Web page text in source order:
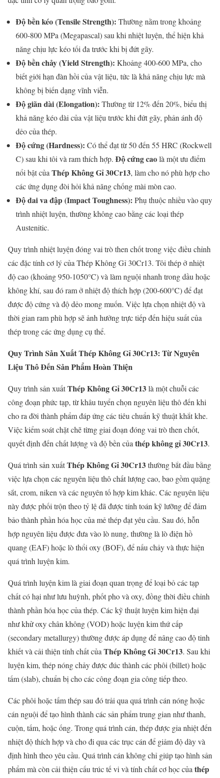
Độ bền kéo (Tensile Strength): Thường nằm trong khoảng
600-800 MPa (Megapascal) sau khi nhiệt luyện, thể hiện khả
năng chịu lực kéo tối đa trước khi bị đứt gãy.
Độ bền chảy (Yield Strength): Khoảng 400-600 MPa, cho
biết giới hạn đàn hồi của vật liệu, tức là khả năng chịu lực mà
không bị biến dạng vĩnh viễn.
Độ giãn dài (Elongation): Thường từ 12% đến 20%, biểu thị
khả năng kéo dài của vật liệu trước khi đứt gãy, phản ánh độ
dẻo của thép.
Độ cứng (Hardness): Có thể đạt từ 50 đến 55 HRC (Rockwell
C) sau khi tôi và ram thích hợp. Độ cứng caolà một ưu điểm
nổi bật của Thép Không Gỉ 30Cr13, làm cho nó phù hợp cho
các ứng dụng đòi hỏi khả năng chống mài mòn cao.
Độ dai va đập (Impact Toughness): Phụ thuộc nhiều vào quy
trình nhiệt luyện, thường không cao bằng các loại thép
Austenitic.
Quy trình nhiệt luyện đóng vai trò then chốt trong việc điều chỉnh
các đặc tính cơ lý của Thép Không Gỉ 30Cr13. Tôi thép ở nhiệt
độ cao (khoảng 950-1050°C) và làm nguội nhanh trong dầu hoặc
không khí, sau đó ram ở nhiệt độ thích hợp (200-600°C) để đạt
được độ cứng và độ dẻo mong muốn. Việc lựa chọn nhiệt độ và
thời gian ram phù hợp sẽ ảnh hưởng trực tiếp đến hiệu suất của
thép trong các ứng dụng cụ thể.
Quy Trình Sản Xuất Thép Không Gỉ 30Cr13: Từ Nguyên
Liệu Thô Đến Sản Phẩm Hoàn Thiện
Quy trình sản xuấtThép Không Gỉ 30Cr13là một chuỗi các
công đoạn phức tạp, từ khâu tuyển chọn nguyên liệu thô đến khi
cho ra đời thành phẩm đáp ứng các tiêu chuẩn kỹ thuật khắt khe.
Việc kiểm soát chặt chẽ từng giai đoạn đóng vai trò then chốt,
quyết định đến chất lượng và độ bền của thép không gỉ 30Cr13.
Quá trình sản xuấtThép Không Gỉ 30Cr13thường bắt đầu bằng
việc lựa chọn các nguyên liệu thô chất lượng cao, bao gồm quặng
sắt, crom, niken và các nguyên tố hợp kim khác. Các nguyên liệu
này được phối trộn theo tỷ lệ đã được tính toán kỹ lưỡng để đảm
bảo thành phần hóa học của mẻ thép đạt yêu cầu. Sau đó, hỗn
hợp nguyên liệu được đưa vào lò nung, thường là lò điện hồ
quang (EAF) hoặc lò thổi oxy (BOF), để nấu chảy và thực hiện
quá trình luyện kim.
Quá trình luyện kim là giai đoạn quan trọng để loại bỏ các tạp
chất có hại như lưu huỳnh, phốt pho và oxy, đồng thời điều chỉnh
thành phần hóa học của thép. Các kỹ thuật luyện kim hiện đại
như khử oxy chân không (VOD) hoặc luyện kim thứ cấp
(secondary metallurgy) thường được áp dụng để nâng cao độ tinh
khiết và cải thiện tính chất của Thép Không Gỉ 30Cr13. Sau khi
luyện kim, thép nóng chảy được đúc thành các phôi (billet) hoặc
tấm (slab), chuẩn bị cho các công đoạn gia công tiếp theo.
Các phôi hoặc tấm thép sau đó trải qua quá trình cán nóng hoặc
cán nguội để tạo hình thành các sản phẩm trung gian như thanh,
cuộn, tấm, hoặc ống. Trong quá trình cán, thép được gia nhiệt đến
nhiệt độ thích hợp và cho đi qua các trục cán để giảm độ dày và
định hình theo yêu cầu. Quá trình cán không chỉ giúp tạo hình sản
phẩm mà còn cải thiện cấu trúc tế vi và tính chất cơ học của thép